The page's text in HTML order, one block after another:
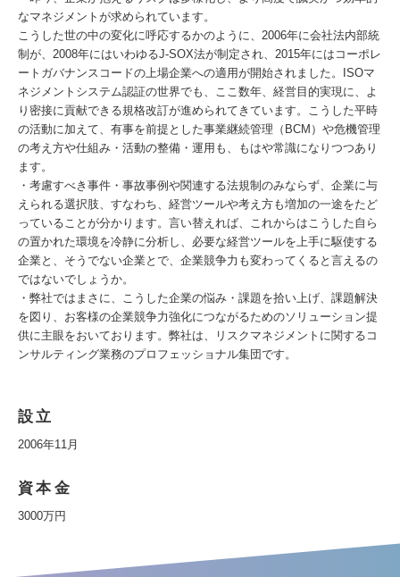
なマネジメントが求められています。
こうした世の中の変化に呼応するかのように、2006年に会社法内部統
制が、2008年にはいわゆるJ-SOX法が制定され、2015年にはコーポレ
ートガバナンスコードの上場企業への適用が開始されました。ISOマ
ネジメントシステム認証の世界でも、ここ数年、経営目的実現に、よ
り密接に貢献できる規格改訂が進められてきています。こうした平時
の活動に加えて、有事を前提とした事業継続管理（BCM）や危機管理
の考え方や仕組み・活動の整備・運用も、もはや常識になりつつあり
ます。
・考慮すべき事件・事故事例や関連する法規制のみならず、企業に与
えられる選択肢、すなわち、経営ツールや考え方も増加の一途をたど
っていることが分かります。言い替えれば、これからはこうした自ら
の置かれた環境を冷静に分析し、必要な経営ツールを上手に駆使する
企業と、そうでない企業とで、企業競争力も変わってくると言えるの
ではないでしょうか。
・弊社ではまさに、こうした企業の悩み・課題を拾い上げ、課題解決
を図り、お客様の企業競争力強化につながるためのソリューション提
供に主眼をおいております。弊社は、リスクマネジメントに関するコ
ンサルティング業務のプロフェッショナル集団です。
設立
2006年11月
資本金
3000万円